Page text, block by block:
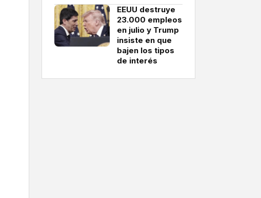
EEUU destruye
23.000 empleos
en julio y Trump
insiste en que
bajen los tipos
de interés